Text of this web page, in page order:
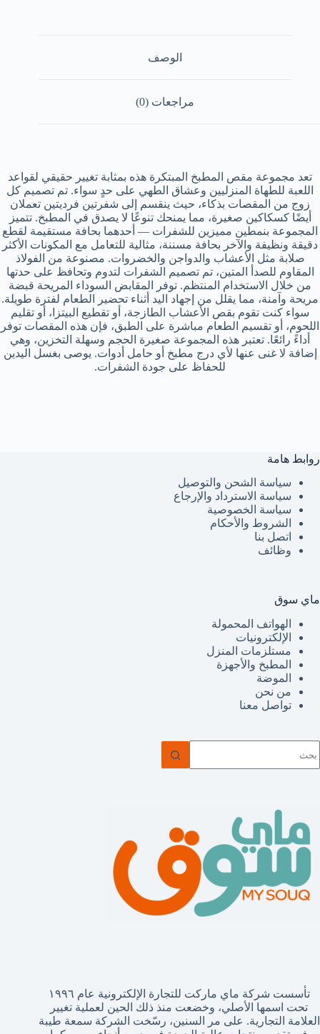
الوصف
مراجعات (0)
تعد مجموعة مقص المطبخ المبتكرة هذه بمثابة تغيير حقيقي لقواعد
اللعبة للطهاة المنزليين وعشاق الطهي على حدٍ سواء. تم تصميم كل
زوج من المقصات بذكاء، حيث ينقسم إلى شفرتين فرديتين تعملان
أيضًا كسكاكين صغيرة، مما يمنحك تنوعًا لا يصدق في المطبخ. تتميز
المجموعة بنمطين مميزين للشفرات — أحدهما بحافة مستقيمة لقطع
دقيقة ونظيفة والآخر بحافة مسننة، مثالية للتعامل مع المكونات الأكثر
صلابة مثل الأعشاب والدواجن والخضروات. مصنوعة من الفولاذ
المقاوم للصدأ المتين، تم تصميم الشفرات لتدوم وتحافظ على حدتها
من خلال الاستخدام المنتظم. توفر المقابض السوداء المريحة قبضة
مريحة وآمنة، مما يقلل من إجهاد اليد أثناء تحضير الطعام لفترة طويلة.
سواء كنت تقوم بقص الأعشاب الطازجة، أو تقطيع البيتزا، أو تقليم
اللحوم، أو تقسيم الطعام مباشرة على الطبق، فإن هذه المقصات توفر
أداءً رائعًا. تعتبر هذه المجموعة صغيرة الحجم وسهلة التخزين، وهي
إضافة لا غنى عنها لأي درج مطبخ أو حامل أدوات. يوصى بغسل اليدين
للحفاظ على جودة الشفرات.
روابط هامة
سياسة الشحن والتوصيل
سياسة الاسترداد والإرجاع
سياسة الخصوصية
الشروط والأحكام
اتصل بنا
وظائف
ماي سوق
الهواتف المحمولة
الإلكترونيات
مستلزمات المنزل
المطبخ والأجهزة
الموضة
من نحن
تواصل معنا
توجد
تأسست شركة ماي ماركت للتجارة الإلكترونية عام ١٩٩٦
تحت اسمها الأصلي، وخضعت منذ ذلك الحين لعملية تغيير
العلامة التجارية. على مر السنين، رسّخت الشركة سمعة طيبة